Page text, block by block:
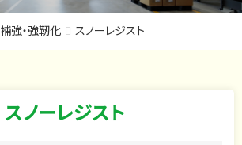
補強・強靭化 スノーレジスト
スノーレジスト